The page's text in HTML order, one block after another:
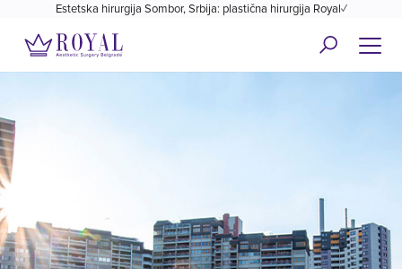
Estetska hirurgija Sombor, Srbija: plastična hirurgija Royal✓